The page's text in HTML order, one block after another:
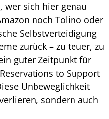
wer sich hier genau
noch Tolino oder
Selbstverteidigung
zurück – zu teuer, zu
guter Zeitpunkt für
to Support
Unbeweglichkeit
sondern auch